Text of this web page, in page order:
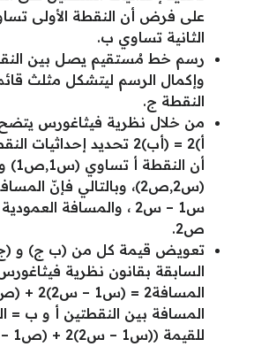
على فرض أن النقطة الأولى
الثانية تساوي ب.
رسم خط مُستقيم يصل بين
وإكمال الرسم ليتشكل مثلث
النقطة ج.
أ)2 = (أب)2 تحديد
أن
(س2,ص2)، وبالتالي فإنّ
ص2.
تعويض قيمة كل من (ب ج) و
السابقة بقانون نظرية
المسافة بين النقطتين أ و ب =
للقيمة ((س1 – س2)2 + (ص1 – ص2)2.